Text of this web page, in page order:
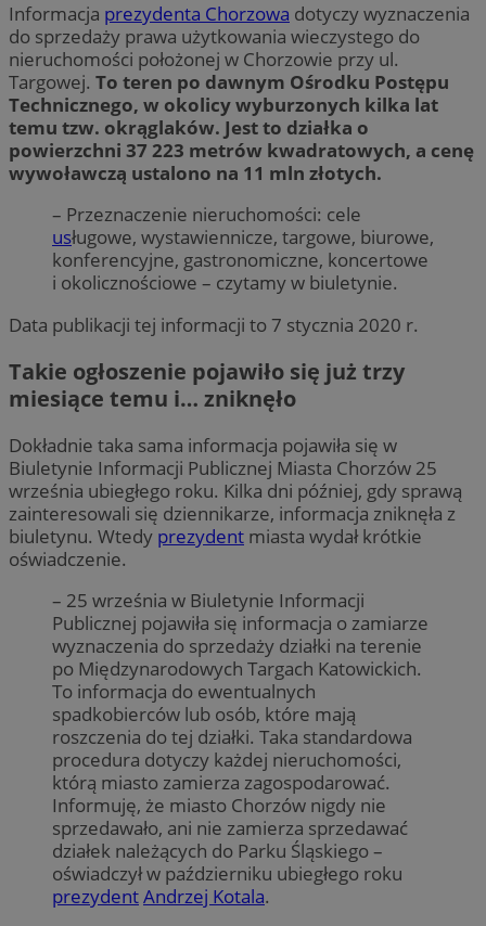
Informacja prezydenta Chorzowa dotyczy wyznaczenia
do sprzedaży prawa użytkowania wieczystego do
nieruchomości położonej w Chorzowie przy ul.
Targowej. To teren po dawnym Ośrodku Postępu
Technicznego, w okolicy wyburzonych kilka lat
temu tzw. okrąglaków. Jest to działka o
powierzchni 37 223 metrów kwadratowych, a cenę
wywoławczą ustalono na 11 mln złotych.
– Przeznaczenie nieruchomości: cele
usługowe, wystawiennicze, targowe, biurowe,
konferencyjne, gastronomiczne, koncertowe
i okolicznościowe – czytamy w biuletynie.
Data publikacji tej informacji to 7 stycznia 2020 r.
Takie ogłoszenie pojawiło się już trzy
miesiące temu i… zniknęło
Dokładnie taka sama informacja pojawiła się w
Biuletynie Informacji Publicznej Miasta Chorzów 25
września ubiegłego roku. Kilka dni później, gdy sprawą
zainteresowali się dziennikarze, informacja zniknęła z
biuletynu. Wtedy prezydent miasta wydał krótkie
oświadczenie.
– 25 września w Biuletynie Informacji
Publicznej pojawiła się informacja o zamiarze
wyznaczenia do sprzedaży działki na terenie
po Międzynarodowych Targach Katowickich.
To informacja do ewentualnych
spadkobierców lub osób, które mają
roszczenia do tej działki. Taka standardowa
procedura dotyczy każdej nieruchomości,
którą miasto zamierza zagospodarować.
Informuję, że miasto Chorzów nigdy nie
sprzedawało, ani nie zamierza sprzedawać
działek należących do Parku Śląskiego –
oświadczył w październiku ubiegłego roku
prezydentAndrzej Kotala.